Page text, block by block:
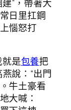
”，帶著大
日里扛鋼
惱怒打
是包養把
燕說：“出門
牛土豪看
大喊：